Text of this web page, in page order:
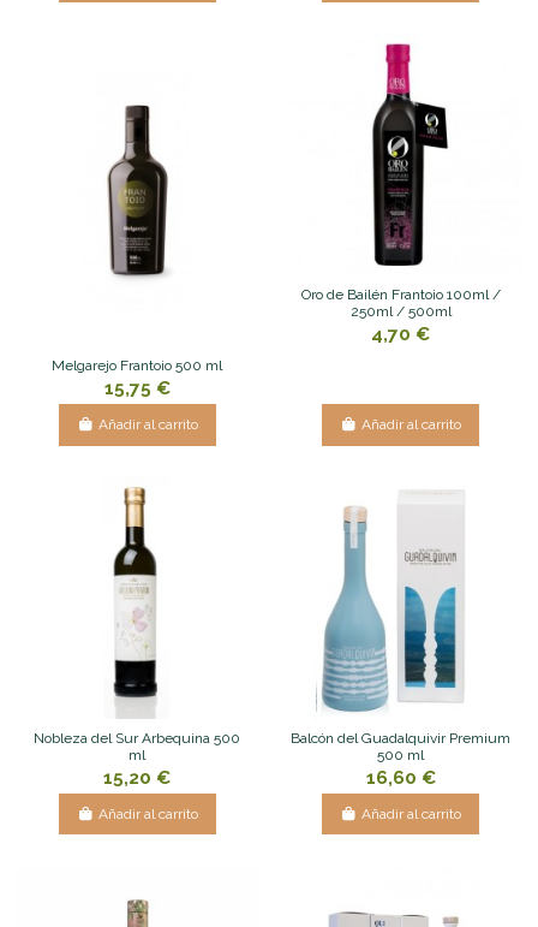
Melgarejo Frantoio 500 ml
15,75 €
Añadir al carrito
Oro de Bailén Frantoio 100ml /
250ml / 500ml
4,70 €
Añadir al carrito
Nobleza del Sur Arbequina 500
ml
15,20 €
Añadir al carrito
Balcón del Guadalquivir Premium
500 ml
16,60 €
Añadir al carrito